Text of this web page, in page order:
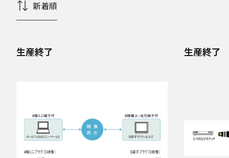
新着順
生産終了 生産終了